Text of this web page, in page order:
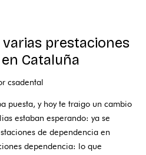
prestaciones
Cataluña
csadental
puesta, y hoy te traigo un cambio
estaban esperando: ya se
de dependencia en
dependencia: lo que